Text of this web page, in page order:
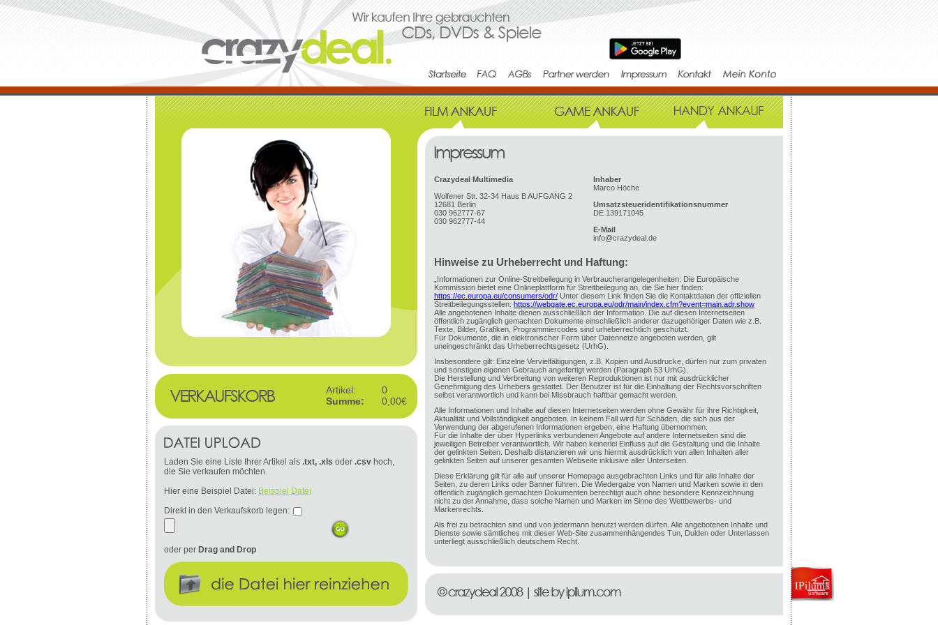
Crazydeal Multimedia
Inhaber
Marco Höche
Wolfener Str. 32-34 Haus B AUFGANG 2
12681 Berlin
Umsatzsteueridentifikationsnummer
030 962777-67
DE 139171045
030 962777-44
E-Mail
info@crazydeal.de
Hinweise zu Urheberrecht und Haftung:
„Informationen zur Online-Streitbeilegung in Verbraucherangelegenheiten: Die Europäische
Kommission bietet eine Onlineplattform für Streitbeilegung an, die Sie hier finden:
https://ec.europa.eu/consumers/odr/ Unter diesem Link finden Sie die Kontaktdaten der offiziellen
Streitbeilegungsstellen: https://webgate.ec.europa.eu/odr/main/index.cfm?event=main.adr.show
Alle angebotenen Inhalte dienen ausschließlich der Information. Die auf diesen Internetseiten
öffentlich zugänglich gemachten Dokumente einschließlich anderer dazugehöriger Daten wie z.B.
Texte, Bilder, Grafiken, Programmiercodes sind urheberrechtlich geschützt.
Für Dokumente, die in elektronischer Form über Datennetze angeboten werden, gilt
uneingeschränkt das Urheberrechtsgesetz (UrhG).
Insbesondere gilt: Einzelne Vervielfältigungen, z.B. Kopien und Ausdrucke, dürfen nur zum privaten
und sonstigen eigenen Gebrauch angefertigt werden (Paragraph 53 UrhG).
Die Herstellung und Verbreitung von weiteren Reproduktionen ist nur mit ausdrücklicher
Genehmigung des Urhebers gestattet. Der Benutzer ist für die Einhaltung der Rechtsvorschriften
selbst verantwortlich und kann bei Missbrauch haftbar gemacht werden.
Alle Informationen und Inhalte auf diesen Internetseiten werden ohne Gewähr für ihre Richtigkeit,
Aktualität und Vollständigkeit angeboten. In keinem Fall wird für Schäden, die sich aus der
Verwendung der abgerufenen Informationen ergeben, eine Haftung übernommen.
Für die Inhalte der über Hyperlinks verbundenen Angebote auf andere Internetseiten sind die
jeweiligen Betreiber verantwortlich. Wir haben keinerlei Einfluss auf die Gestaltung und die Inhalte
der gelinkten Seiten. Deshalb distanzieren wir uns hiermit ausdrücklich von allen Inhalten aller
gelinkten Seiten auf unserer gesamten Webseite inklusive aller Unterseiten.
Diese Erklärung gilt für alle auf unserer Homepage ausgebrachten Links und für alle Inhalte der
Seiten, zu deren Links oder Banner führen. Die Wiedergabe von Namen und Marken sowie in den
öffentlich zugänglich gemachten Dokumenten berechtigt auch ohne besondere Kennzeichnung
nicht zu der Annahme, dass solche Namen und Marken im Sinne des Wettbewerbs- und
Markenrechts.
Als frei zu betrachten sind und von jedermann benutzt werden dürfen. Alle angebotenen Inhalte und
Dienste sowie sämtliches mit dieser Web-Site zusammenhängendes Tun, Dulden oder Unterlassen
unterliegt ausschließlich deutschem Recht.
Artikel:
0
Summe:
0,00€
Laden Sie eine Liste Ihrer Artikel als .txt, .xls oder .csv hoch,
die Sie verkaufen möchten.
Hier eine Beispiel Datei: Beispiel Datei
Direkt in den Verkaufskorb legen:
oder per Drag and Drop